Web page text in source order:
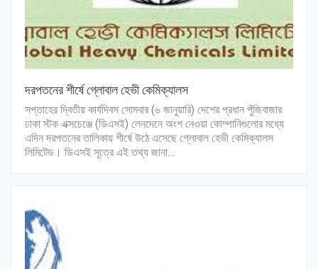
দরপতনের শীর্ষে গ্লোবাল হেভী কেমিক্যালস
সপ্তাহের দ্বিতীয় কার্যদিবস সোমবার (৬ জানুয়ারি) দেশের প্রধান পুঁজিবাজার
ঢাকা স্টক এক্সচেঞ্জে (ডিএসই) লেনদেনে অংশ নেওয়া কোম্পানিগুলোর মধ্যে
এদিন দরপতনের তালিকায় শীর্ষে উঠে এসেছে গ্লোবাল হেভী কেমিক্যালস
লিমিটেড। ডিএসই সূত্রে এই তথ্য জানা…